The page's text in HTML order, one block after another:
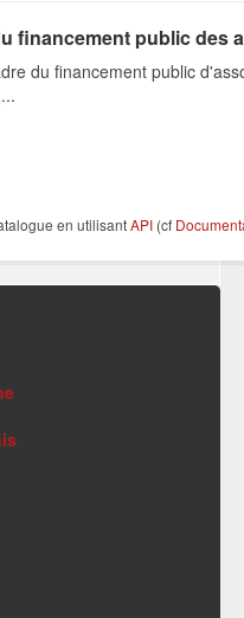
financement public des
du financement public
en utilisantAPI (cf